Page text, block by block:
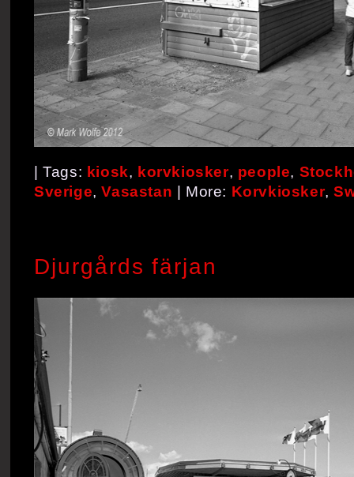
| Tags: kiosk, korvkiosker, people,
Sverige,Vasastan | More: Korvkiosker,
Djurgårds färjan